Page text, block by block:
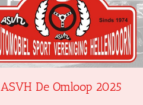
ASVH De Omloop 2025